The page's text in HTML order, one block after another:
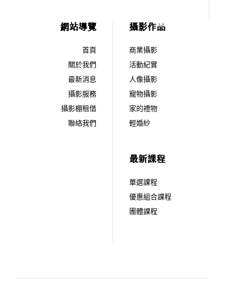
網站導覽
首頁
關於我們
最新消息
攝影服務
攝影棚租借
聯絡我們
攝影作品
商業攝影
活動紀實
人像攝影
寵物攝影
家的禮物
輕婚紗
最新課程
單選課程
優惠組合課程
團體課程